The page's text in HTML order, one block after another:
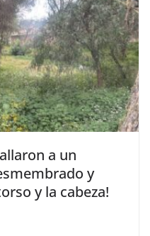
a un
y
y la cabeza!